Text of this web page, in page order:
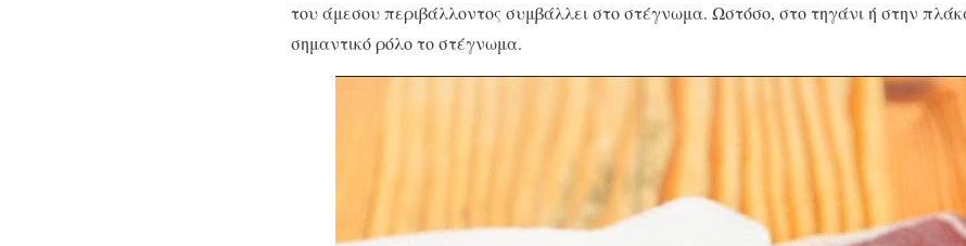
του άμεσου περιβάλλοντος συμβάλλει στο στέγνωμα. Ωστόσο, στο τηγάνι ή στην
σημαντικό ρόλο το στέγνωμα.